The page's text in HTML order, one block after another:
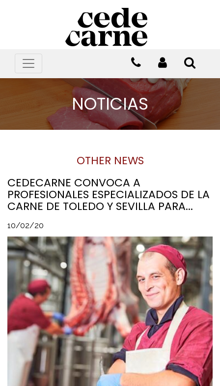
NOTICIAS
OTHER NEWS
CEDECARNE CONVOCA A
PROFESIONALES ESPECIALIZADOS DE LA
CARNE DE TOLEDO Y SEVILLA PARA...
10/02/20